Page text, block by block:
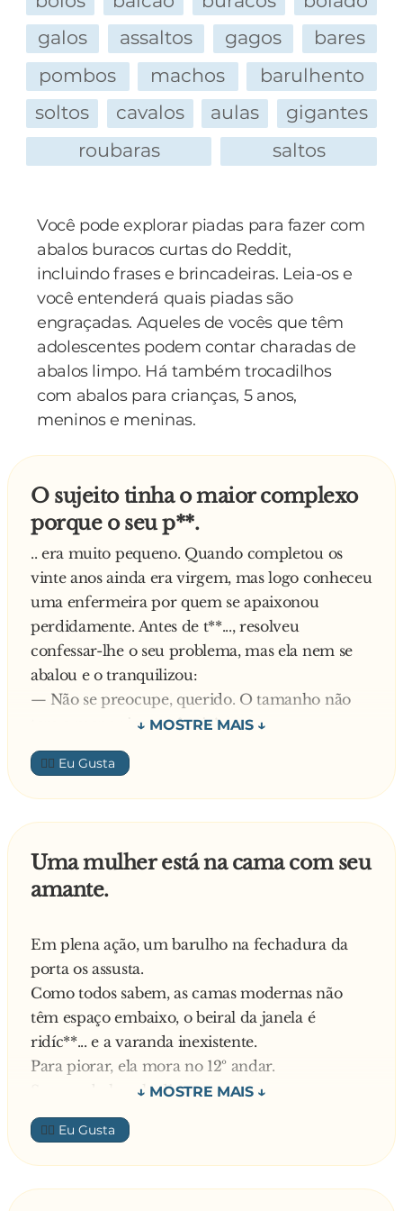
Ele:
- d**..., é sempre assim...! Bom, estou com fome
também. Você faria uma omelete para mim?
Por favor...
- Claro, querido!!! Diz ela e sai.
"O que é bom para ela é bom para mim..."
Já com as calças abaixadas, ele decide
"enquadrar" o amante azarado!
Neste momento uma voz metálica diz:
- Er-ro de sis-tema , en-tra-da re-ser-va-da USB.
raiva e já o colocando sobre os ombros para
jogá-lo pela janela...
O amante apavorado, envia nova mensagem:
- Win-dows XP re-i-ni-cia-li-za-do
Quei-ra ten-tar no-va-men-te...!
— Para a esquerda.
— Ah, então encosta que ela tá pedindo
passagem!
galos
assaltos gagos
bares
pombos
machos
barulhento
soltos
cavalos aulas
gigantes
roubaras
saltos
Você pode explorar piadas para fazer com
abalos buracos curtas do Reddit,
incluindo frases e brincadeiras. Leia-os e
você entenderá quais piadas são
engraçadas. Aqueles de vocês que têm
adolescentes podem contar charadas de
abalos limpo. Há também trocadilhos
com abalos para crianças, 5 anos,
meninos e meninas.
O sujeito tinha o maior complexo
porque o seu p**.
.. era muito pequeno. Quando completou os
vinte anos ainda era virgem, mas logo conheceu
uma enfermeira por quem se apaixonou
perdidamente. Antes de t**..., resolveu
confessar-lhe o seu problema, mas ela nem se
abalou e o tranquilizou:
— Não se preocupe, querido. O tamanho não
tem a menor importância!
Entusiasmado com a resposta dela, ele abaixou
as calças.
— Ora, querido... Eu já vi pintos bem menores
que o seu!
— Sim, você se esqueceu que eu já trabalhei
num berçário?
👍🏼
Uma mulher está na cama com seu
amante.
Em plena ação, um barulho na fechadura da
porta os assusta.
Como todos sabem, as camas modernas não
têm espaço embaixo, o beiral da janela é
ridíc**... e a varanda inexistente.
Para piorar, ela mora no 12º andar.
Sem se abalar, ela diz:
— Fique aí, de pé, imóvel e não fale nada.
O marido chega:
— Surpresa de me ver, querida? Meu vôo foi
antecipado e eu acabei a reunião mais cedo.
👍🏼